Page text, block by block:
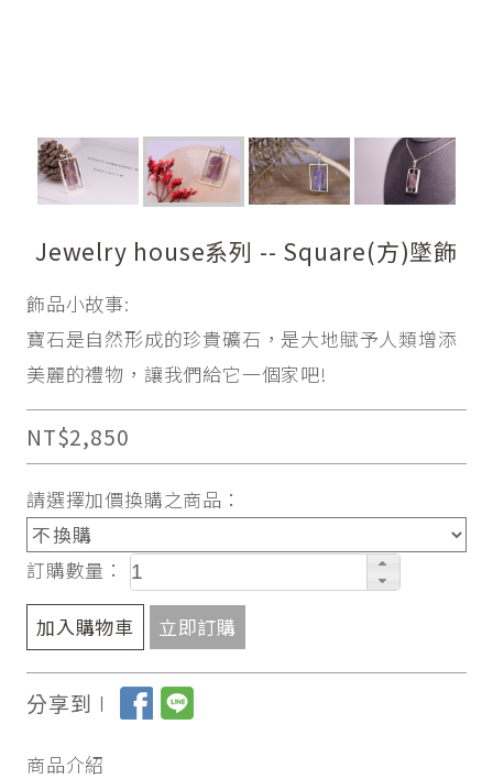
Jewelry house系列 -- Square(方)墜飾
飾品小故事:
寶石是自然形成的珍貴礦石，是大地賦予人類增添
美麗的禮物，讓我們給它一個家吧!
NT$2,850
請選擇加價換購之商品：
訂購數量：
加入購物車 立即訂購
分享到∣
商品介紹